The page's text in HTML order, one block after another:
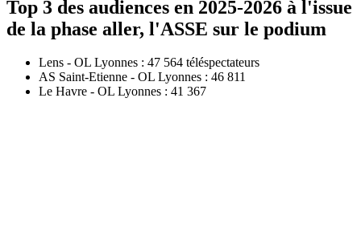
Top 3 des audiences en 2025-2026 à l'issue
de la phase aller, l'ASSE sur le podium
Lens - OL Lyonnes : 47 564 téléspectateurs
AS Saint-Etienne - OL Lyonnes : 46 811
Le Havre - OL Lyonnes : 41 367